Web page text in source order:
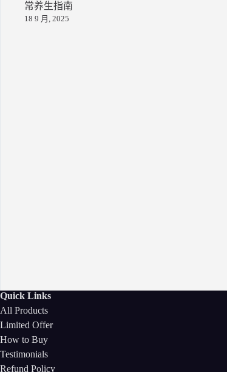
常养生指南
18 9 月, 2025
Quick Links
All Products
Limited Offer
How to Buy
Testimonials
Refund Policy